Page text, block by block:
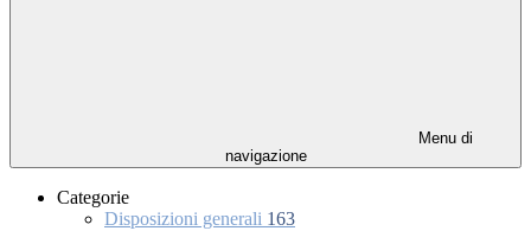
Menu di
navigazione
Categorie
Disposizioni generali 163